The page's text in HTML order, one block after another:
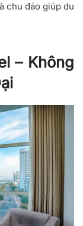
chu đáo giúp du
– Không